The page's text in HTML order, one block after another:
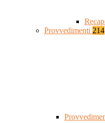
Provvedimenti 214